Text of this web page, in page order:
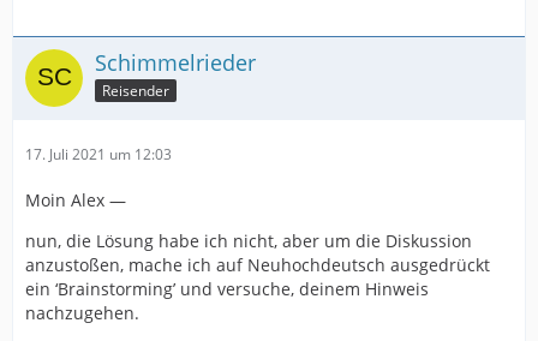
Schimmelrieder
Reisender
17. Juli 2021 um 12:03
Moin Alex —
nun, die Lösung habe ich nicht, aber um die Diskussion
anzustoßen, mache ich auf Neuhochdeutsch ausgedrückt
ein ‘Brainstorming’ und versuche, deinem Hinweis
nachzugehen.